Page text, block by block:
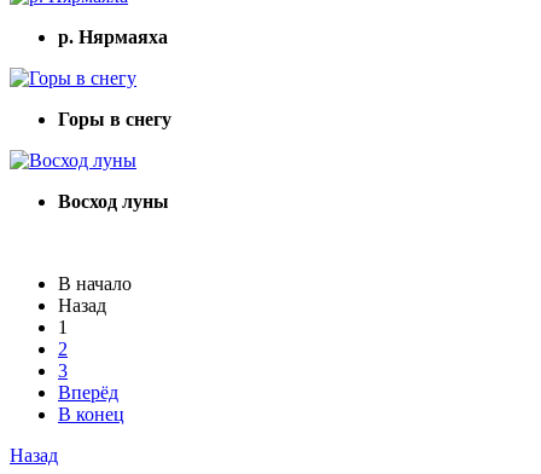
р. Нярмаяха
Горы в снегу
Восход луны
В начало
Назад
1
2
3
Вперёд
В конец
Назад